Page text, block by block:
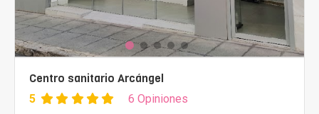
Centro sanitario Arcángel
5 6 Opiniones